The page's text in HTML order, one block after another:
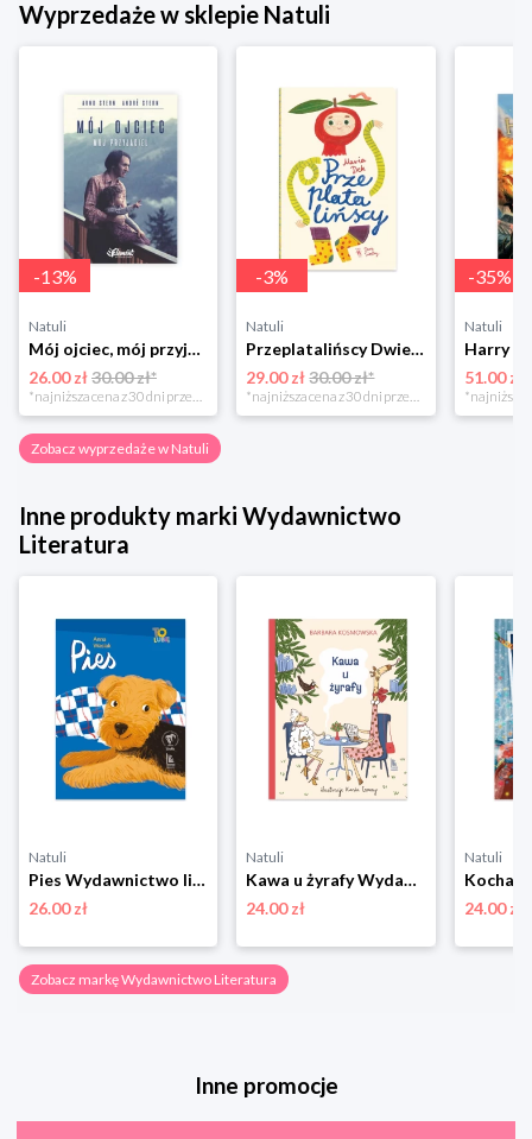
Wyprzedaże w sklepie Natuli
-13%
Natuli
Mój ojciec, mój przyjaciel Element
26.00 zł30.00 zł*
*najniższa cena z 30 dni przed obniżką
-3%
Natuli
Przeplatalińscy Dwie siostry
29.00 zł 30.00 zł*
*najniższa cena z 30 dni przed obniżką
-35%
Natuli
51.00 zł
Zobacz wyprzedaże w Natuli
Inne produkty marki Wydawnictwo
Literatura
Natuli
Pies Wydawnictwo literatura
26.00 zł
Natuli
Kawa u żyrafy Wydawnictwo literatura
24.00 zł
Natuli
24.00 zł
Zobacz markę Wydawnictwo Literatura
Inne promocje